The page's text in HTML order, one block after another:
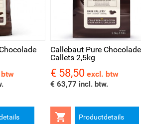
Callebaut Pure Chocolade
Callets 2,5kg
Prijs
€ 58,50 excl. btw
€ 63,77 incl. btw.
 Productdetails
Snel bekijken